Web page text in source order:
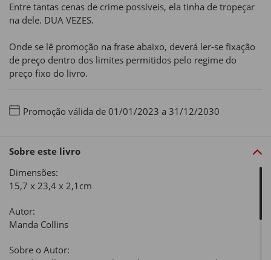
Entre tantas cenas de crime possíveis, ela tinha de tropeçar
na dele. DUA VEZES.
Onde se lê promoção na frase abaixo, deverá ler-se fixação
de preço dentro dos limites permitidos pelo regime do
preço fixo do livro.
Promoção válida de 01/01/2023 a 31/12/2030
Sobre este livro
Dimensões:
15,7 x 23,4 x 2,1cm
Autor:
Manda Collins
Sobre o Autor: